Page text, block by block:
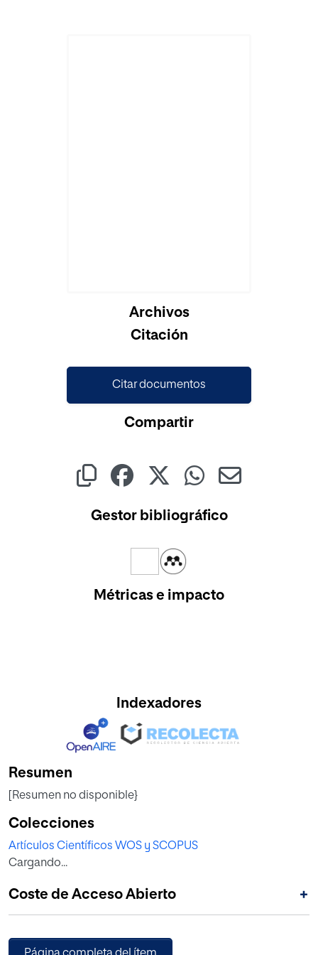
Archivos
Citación
Citar documentos
Compartir
Gestor bibliográfico
Métricas e impacto
Indexadores
Resumen
[Resumen no disponible}
Colecciones
Artículos Científicos WOS y SCOPUS
Cargando...
Coste de Acceso Abierto +